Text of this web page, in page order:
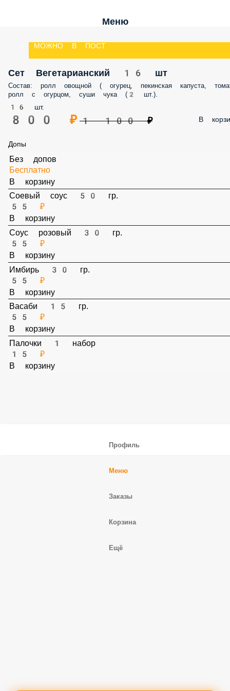
Меню
МОЖНО В ПОСТ
Сет Вегетарианский 16 шт
Состав: ролл овощной ( огурец, пекинская капуста, томат), ролл с
огурцом, суши чука (2 шт.).
16 шт.
800 ₽ 1 100 ₽ В
Допы
Без допов
Бесплатно
В корзину
Соевый соус 50 гр.
55 ₽
В корзину
Соус розовый 30 гр.
55 ₽
В корзину
Имбирь 30 гр.
55 ₽
В корзину
Васаби 15 гр.
55 ₽
В корзину
Профиль